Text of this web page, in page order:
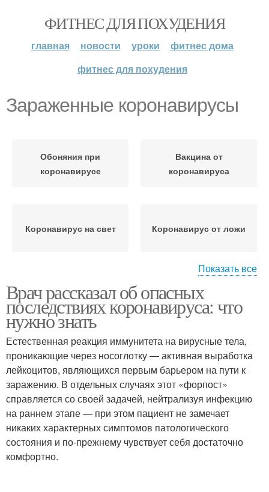
ФИТНЕС ДЛЯ ПОХУДЕНИЯ
главная новости уроки
фитнес дома
фитнес для похудения
Зараженные коронавирусы
Обоняния при
коронавирусе
Вакцина от
коронавируса
Коронавирус на свет Коронавирус от ложи
коронавируса
коронавируса
Коронавирус на
различных
поверхностях
Коронавирус в россии
Коронавирус до того
Показать все
Врач рассказал об опасных
последствиях коронавируса: что
нужно знать
Естественная реакция иммунитета на вирусные тела,
проникающие через носоглотку — активная выработка
лейкоцитов, являющихся первым барьером на пути к
заражению. В отдельных случаях этот «форпост»
справляется со своей задачей, нейтрализуя инфекцию
на раннем этапе — при этом пациент не замечает
никаких характерных симптомов патологического
состояния и по-прежнему чувствует себя достаточно
комфортно.